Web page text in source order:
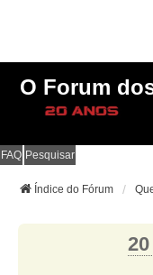
O Forum
FAQ Pesquisar
Índice do Fórum